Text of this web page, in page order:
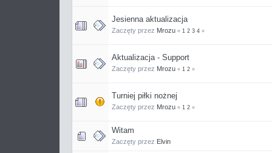
Jesienna aktualizacja
Zaczęty przez Mrozu « 1 2 3 4 »
Aktualizacja - Support
Zaczęty przez Mrozu « 1 2 »
Turniej piłki nożnej
Zaczęty przez Mrozu « 1 2 »
Witam
Zaczęty przez Elvin